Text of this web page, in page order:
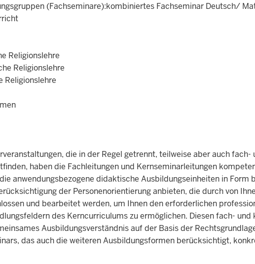
(Fachseminare):kombiniertes Fachseminar Deutsch/
Religionslehre
Religionslehre
Religionslehre
die in der Regel getrennt, teilweise aber auch fach-
haben die Fachleitungen und Kernseminarleitungen
anwendungsbezogene didaktische Ausbildungseinheiten in Form
der Personenorientierung anbieten, die durch von
und bearbeitet werden, um Ihnen den erforderlichen
des Kerncurriculums zu ermöglichen. Diesen fach- und
Ausbildungsverständnis auf der Basis der
das auch die weiteren Ausbildungsformen berücksichtigt,